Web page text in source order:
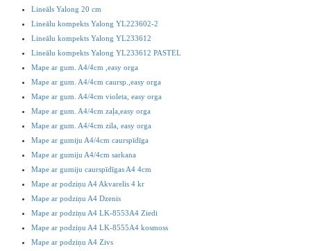
Lineāls Yalong 20 cm
Lineālu kompekts Yalong YL223602-2
Lineālu kompekts Yalong YL233612
Lineālu kompekts Yalong YL233612 PASTEL
Mape ar gum. A4/4cm ,easy orga
Mape ar gum. A4/4cm caursp.,easy orga
Mape ar gum. A4/4cm violeta, easy orga
Mape ar gum. A4/4cm zaļa,easy orga
Mape ar gum. A4/4cm zila, easy orga
Mape ar gumiju A4/4cm caurspīdīga
Mape ar gumiju A4/4cm sarkana
Mape ar gumiju caurspīdīgas A4 4cm
Mape ar podziņu A4 Akvarelis 4 kr
Mape ar podziņu A4 Dzenis
Mape ar podziņu A4 LK-8553A4 Ziedi
Mape ar podziņu A4 LK-8555A4 kosmoss
Mape ar podziņu A4 Zivs